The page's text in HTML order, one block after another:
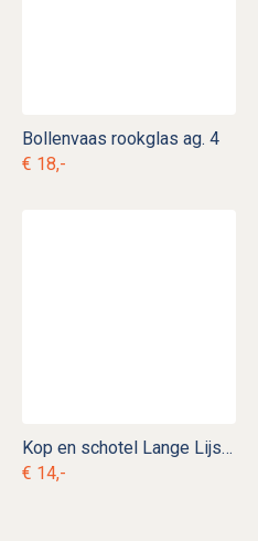
Bollenvaas rookglas ag. 4
€ 18,-
Kop en schotel Lange Lijs ag d 5
€ 14,-